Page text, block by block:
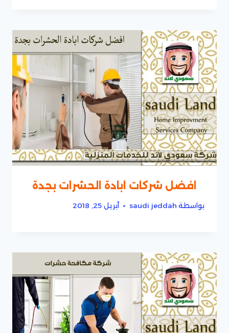
افضل شركات ابادة الحشرات بجدة
بواسطة saudi jeddah أبريل 25, 2018